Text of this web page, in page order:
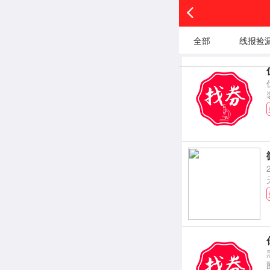
全部 线报捡